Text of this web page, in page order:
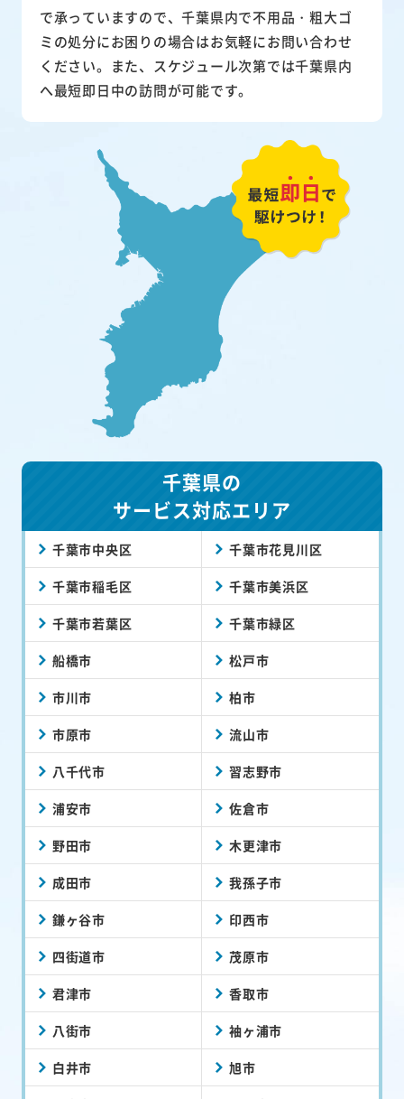
で承っていますので、千葉県内で不用品・粗大ゴ
ミの処分にお困りの場合はお気軽にお問い合わせ
ください。また、スケジュール次第では千葉県内
へ最短即日中の訪問が可能です。
千葉県の
サービス対応エリア
千葉市中央区 千葉市花見川区
千葉市稲毛区 千葉市美浜区
千葉市若葉区 千葉市緑区
船橋市 松戸市
市川市 柏市
市原市 流山市
八千代市 習志野市
浦安市 佐倉市
野田市 木更津市
成田市 我孫子市
鎌ヶ谷市 印西市
四街道市 茂原市
君津市 香取市
八街市 袖ヶ浦市
白井市 旭市